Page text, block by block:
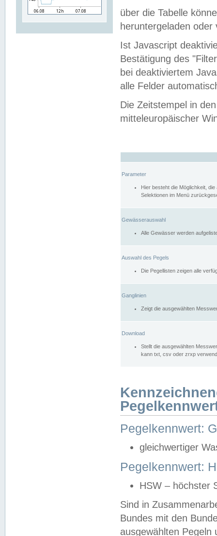
über die Tabelle
heruntergeladen oder
Ist Javascript
Bestätigung des
bei deaktiviertem
alle Felder
Die Zeitstempel in
mitteleuropäischer
Parameter
Hier besteht die Möglichkeit,
Selektionen im Menü
Gewässerauswahl
Alle Gewässer werden
Auswahl des Pegels
Die Pegellisten zeigen alle
Ganglinien
Zeigt die ausgewählten
Download
Stellt die ausgewählten
kann txt, csv oder zrxp
Pegelkennwert:
gleichwertiger
Pegelkennwert:
HSW – höchster
Sind in
Bundes mit den
ausgewählten